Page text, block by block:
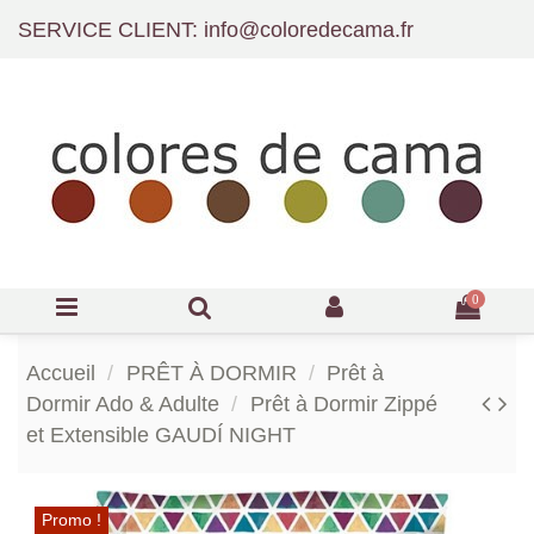
SERVICE CLIENT: info@coloredecama.fr
0
Accueil PRÊT À DORMIR
Prêt à
Dormir Ado & Adulte
Prêt à Dormir Zippé
et Extensible GAUDÍ NIGHT
Promo !